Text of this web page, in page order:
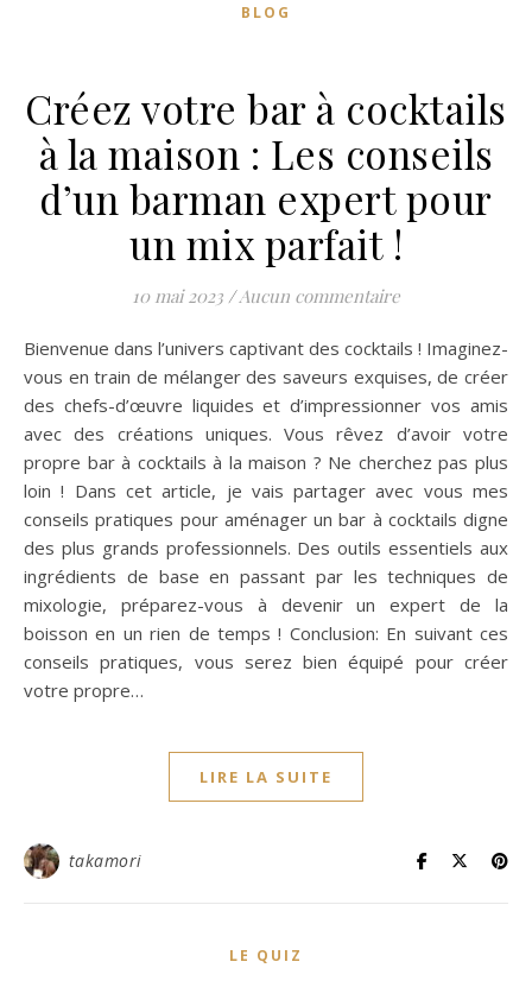
BLOG
Créez votre bar à cocktails
à la maison : Les conseils
d’un barman expert pour
un mix parfait !
10 mai 2023 /Aucun commentaire
Bienvenue dans l’univers captivant des cocktails ! Imaginez-
vous en train de mélanger des saveurs exquises, de créer
des chefs-d’œuvre liquides et d’impressionner vos amis
avec des créations uniques. Vous rêvez d’avoir votre
propre bar à cocktails à la maison ? Ne cherchez pas plus
loin ! Dans cet article, je vais partager avec vous mes
conseils pratiques pour aménager un bar à cocktails digne
des plus grands professionnels. Des outils essentiels aux
ingrédients de base en passant par les techniques de
mixologie, préparez-vous à devenir un expert de la
boisson en un rien de temps ! Conclusion: En suivant ces
conseils pratiques, vous serez bien équipé pour créer
votre propre…
LIRE LA SUITE
takamori
LE QUIZ